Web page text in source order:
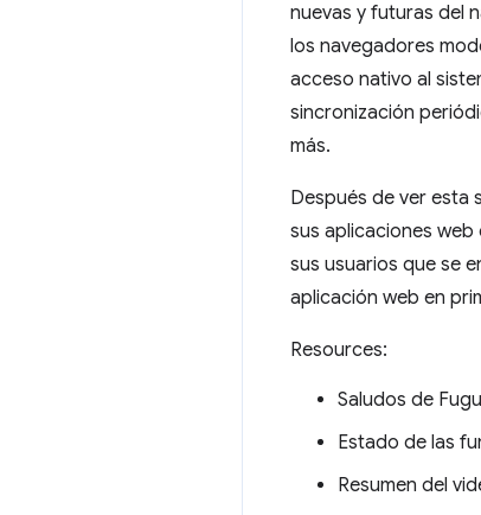
nuevas y futuras del
los navegadores
acceso nativo al
sincronización
más.
Después de ver esta
sus aplicaciones
sus usuarios que se
aplicación web en
Resources:
Saludos de
Estado de las
Resumen del